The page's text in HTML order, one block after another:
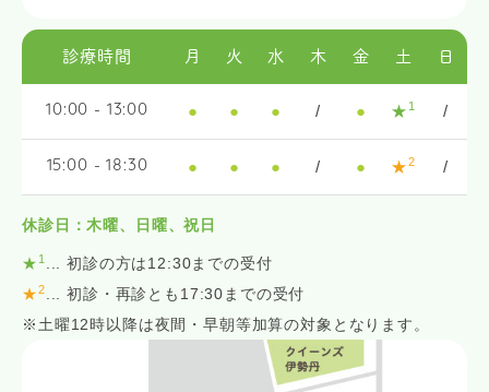
診療時間 月 火 水 木 金 土 日
10:00 - 13:00 ● ● ● / ● ★ 1 /
15:00 - 18:30 ● ● ● / ● ★2 /
休診日：木曜、日曜、祝日
★ 1
... 初診の方は12:30までの受付
★2
... 初診・再診とも17:30までの受付
※土曜12時以降は夜間・早朝等加算の対象となります。